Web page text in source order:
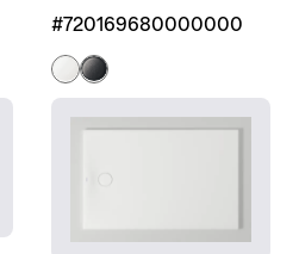
#720169680000000